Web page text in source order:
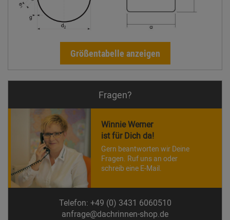
Größentabelle anzeigen
Fragen?
Winnie Werner
ist für Dich da!
Gern beantworten wir Deine
Fragen. Ruf uns an oder
schreib eine E-Mail.
Telefon: +49 (0) 3431 6060510
anfrage@dachrinnen-shop.de